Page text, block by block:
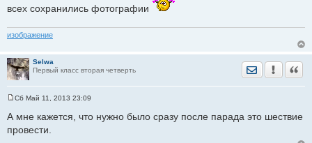
н
е
всех сохранились фотографии
изображение
Selwa
Первый класс вторая четверть
Отправить
о
б
Сб Май 11, 2013 23:09
А мне кажется, что нужно было сразу после парада это шествие
провести.